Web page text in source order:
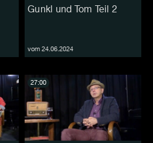
Gunkl und Tom Teil 2
vom 24.06.2024
27:00